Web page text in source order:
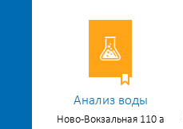
Анализ воды
Ново-Вокзальная 110 а